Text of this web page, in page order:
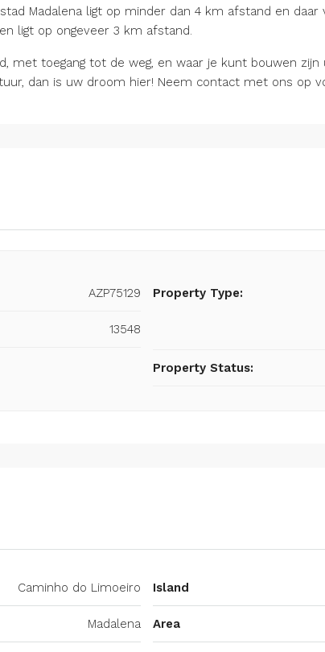
Madalena ligt op minder dan 4 km afstand en
ligt op ongeveer 3 km afstand.
met toegang tot de weg, en waar je kunt bouwen
dan is uw droom hier! Neem contact met ons op
AZP75129
13548
Property Type:
Property Status:
Caminho do Limoeiro
Madalena
Island
Area